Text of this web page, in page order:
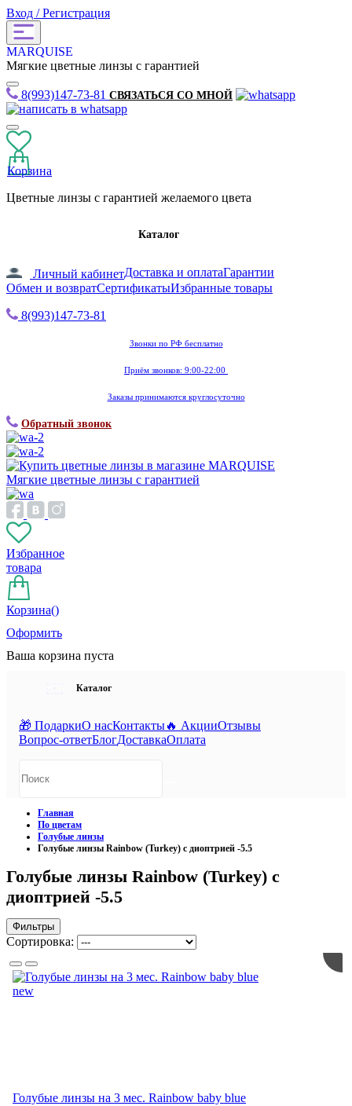
Вход / Регистрация
MARQUISE
Мягкие цветные линзы с гарантией
8(993)147-73-81 СВЯЗАТЬСЯ СО МНОЙ
Корзина
Цветные линзы с гарантией желаемого цвета
Каталог
Личный кабинетДоставка и оплатаГарантии
Обмен и возвратСертификатыИзбранные товары
8(993)147-73-81
Звонки по РФ бесплатно
Приём звонков: 9:00-22:00
Заказы принимаются круглосуточно
Обратный звонок
Мягкие цветные линзы с гарантией
Избранное
товара
Корзина()
Оформить
Ваша корзина пуста
Каталог
🎁 ПодаркиО насКонтакты🔥 АкцииОтзывы
Вопрос-ответБлогДоставкаОплата
Главная
По цветам
Голубые линзы
Голубые линзы Rainbow (Turkey) с диоптрией -5.5
Голубые линзы Rainbow (Turkey) с
диоптрией -5.5
Фильтры
Сортировка:
new
Голубые линзы на 3 мес. Rainbow baby blue